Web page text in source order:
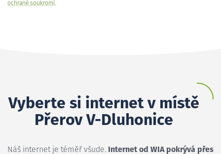
ochraně soukromí.
Vyberte si internet v místě
Přerov V-Dluhonice
Náš internet je téměř všude. Internet od WIA pokrývá přes